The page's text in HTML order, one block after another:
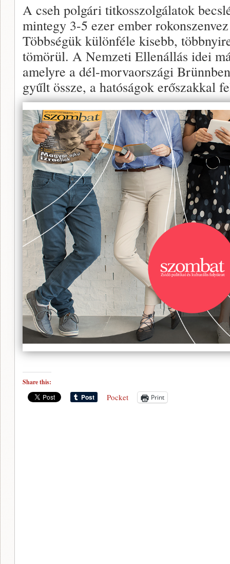
A cseh polgári titkosszolgálatok
mintegy 3-5 ezer ember
Többségük különféle kisebb,
tömörül. A Nemzeti Ellenállás idei
amelyre a dél-morvaországi
gyűlt össze, a hatóságok erőszakkal
Share this:
Pocket Print